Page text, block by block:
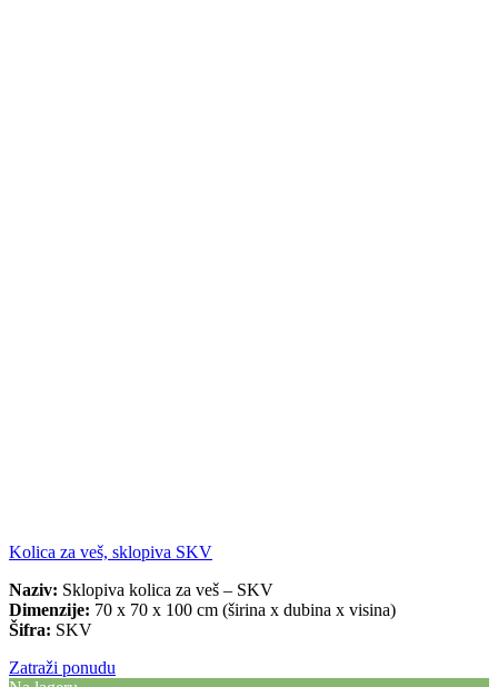
Kolica za veš, sklopiva SKV
Naziv: Sklopiva kolica za veš – SKV
Dimenzije: 70 x 70 x 100 cm (širina x dubina x visina)
Šifra: SKV
Zatraži ponudu